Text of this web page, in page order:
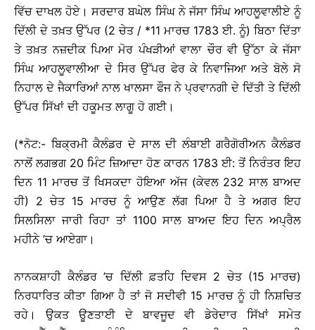
ਵਿੱਚ ਦਾਖਲ ਹੋਏ। ਸਰਦਾਰ ਬਘੇਲ ਸਿੰਘ ਨੇ ਜੱਸਾ ਸਿੰਘ ਆਹਲੂਵਾਲੀਏ ਨੂੰ
ਦਿੱਲੀ ਦੇ ਤਖ਼ਤ ਉੱਪਰ (2 ਚੇਤ / *11 ਮਾਰਚ 1783 ਈ. ਨੂੰ) ਬਿਠਾ ਦਿੱਤਾ
ਤੇ ਤਖ਼ਤ ਨਜ਼ਦੀਕ ਪਿਆ ਮੋਰ ਪੰਖੜੀਆਂ ਵਾਲਾ ਚੌਰ ਵੀ ਉੱਠਾ ਕੇ ਜੱਸਾ
ਸਿੰਘ ਆਹਲੂਵਾਲੀਆ ਦੇ ਸਿਰ ਉੱਪਰ ਫੇਰ ਕੇ ਨਿਵਾਜਿਆ ਅਤੇ ਬੋਲੇ ਸੋ
ਨਿਹਾਲ ਦੇ ਜੈਕਾਰਿਆਂ ਨਾਲ ਖਾਲਸਾ ਫੌਜ ਨੇ ਪ੍ਰਵਾਨਗੀ ਦੇ ਦਿੱਤੀ ਤੇ ਦਿੱਲੀ
ਉੱਪਰ ਸਿੱਖਾਂ ਦੀ ਹਕੂਮਤ ਲਾਗੂ ਹੋ ਗਈ।
(*ਨੋਟ:- ਬਿਕ੍ਰਮੀ ਕੈਲੰਡਰ ਦੇ ਸਾਲ ਦੀ ਲੰਬਾਈ ਗਰੈਗੋਰੀਅਨ ਕੈਲੰਡਰ
ਨਾਲੋਂ ਲਗਭਗ 20 ਮਿੰਟ ਜ਼ਿਆਦਾ ਹੋਣ ਕਾਰਨ 1783 ਈ: ਤੋਂ ਨਿਰੰਤਰ ਇਹ
ਦਿਨ 11 ਮਾਰਚ ਤੋਂ ਖਿਸਕਦਾ ਹੋਇਆ ਅੱਜ (ਕੇਵਲ 232 ਸਾਲ ਬਾਅਦ
ਹੀ) 2 ਚੇਤ 15 ਮਾਰਚ ਨੂੰ ਆਉਣ ਲੱਗ ਪਿਆ ਹੈ ਤੇ ਅਗਰ ਇਹ
ਸਿਲਸਿਲਾ ਜਾਰੀ ਰਿਹਾ ਤਾਂ 1100 ਸਾਲ ਬਾਅਦ ਇਹ ਦਿਨ ਅਪ੍ਰੈਲ
ਮਹੀਨੇ ’ਚ ਆਏਗਾ।
ਨਾਨਕਸ਼ਾਹੀ ਕੈਲੰਡਰ ’ਚ ਦਿੱਲੀ ਫ਼ਤਹਿ ਦਿਵਸ 2 ਚੇਤ (15 ਮਾਰਚ)
ਨਿਰਧਾਰਿਤ ਕੀਤਾ ਗਿਆ ਹੈ ਤਾਂ ਜੋ ਸਦੀਵੀ 15 ਮਾਰਚ ਨੂੰ ਹੀ ਨਿਸ਼ਚਿਤ
ਰਹੇ। ਉਕਤ ਊਣਤਾਈ ਦੇ ਬਾਵਜੂਦ ਵੀ ਡੇਰੇਦਾਰ ਸਿੱਖਾਂ ਸਮੇਤ